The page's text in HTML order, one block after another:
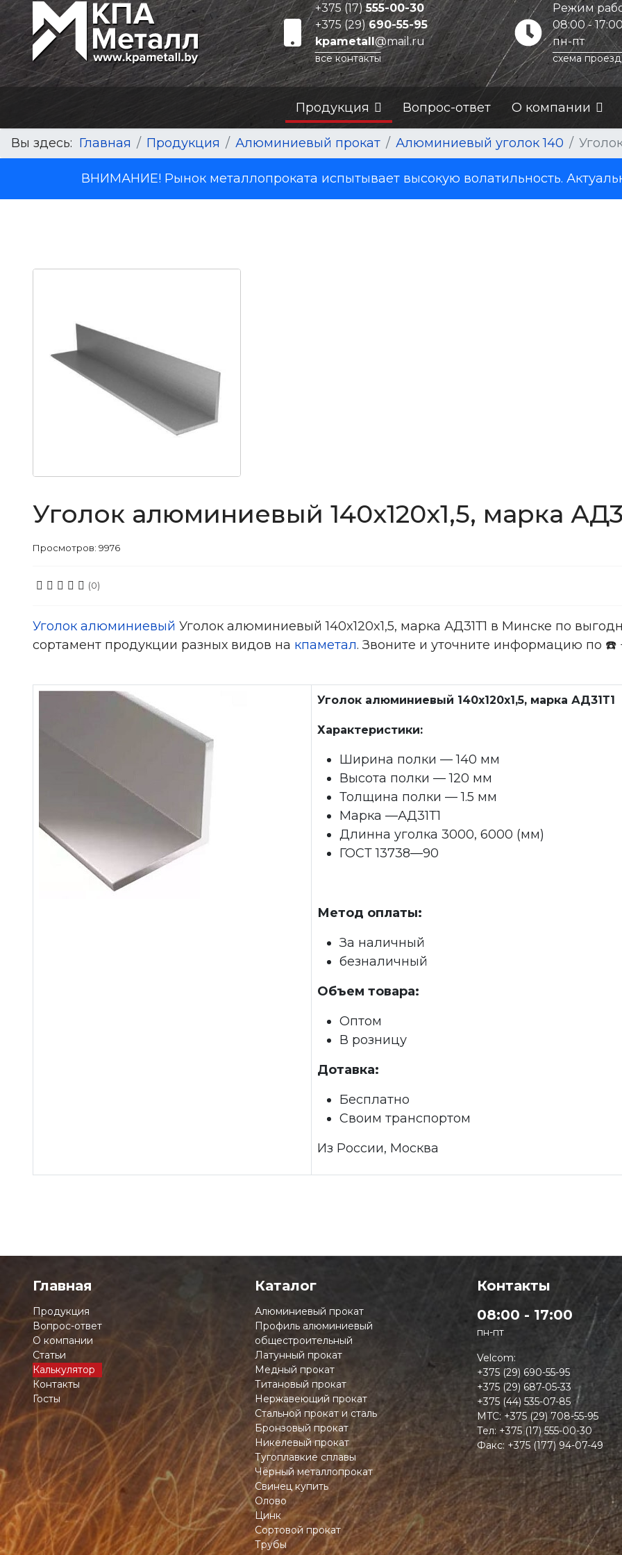
+375 (17)555-00-30
+375 (29)690-55-95
kpametall@mail.ru
все контакты
Режим
08:00 -
пн-пт
схема
Продукция Вопрос-ответ О компании
Вы здесь: Главная Продукция Алюминиевый прокат Алюминиевый уголок 140
ВНИМАНИЕ! Рынок металлопроката испытывает высокую волатильность.
Уголок алюминиевый 140x120x1,5, марка
Просмотров: 9976
(0)
Уголок алюминиевый Уголок алюминиевый 140x120x1,5, марка АД31Т1 в Минске по
сортамент продукции разных видов на кпаметал. Звоните и уточните информацию по ☎️
Уголок алюминиевый 140x120x1,5, марка АД31Т1
Характеристики:
Ширина полки — 140 мм
Высота полки — 120 мм
Толщина полки — 1.5 мм
Марка —АД31Т1
Длинна уголка 3000, 6000 (мм)
ГОСТ 13738—90
Метод оплаты:
За наличный
безналичный
Объем товара:
Оптом
В розницу
Дотавка:
Бесплатно
Своим транспортом
Из России, Москва
Главная
Продукция
Вопрос-ответ
О компании
Статьи
Калькулятор
Контакты
Госты
Каталог
Алюминиевый прокат
Профиль алюминиевый
общестроительный
Латунный прокат
Медный прокат
Титановый прокат
Нержавеющий прокат
Стальной прокат и сталь
Бронзовый прокат
Никелевый прокат
Тугоплавкие сплавы
Чёрный металлопрокат
Свинец купить
Олово
Цинк
Сортовой прокат
Трубы
Контакты
08:00 - 17:00
пн-пт
Velcom:
+375 (29) 690-55-95
+375 (29) 687-05-33
+375 (44) 535-07-85
MTC: +375 (29) 708-55-95
Тел: +375 (17) 555-00-30
Факс: +375 (177) 94-07-49